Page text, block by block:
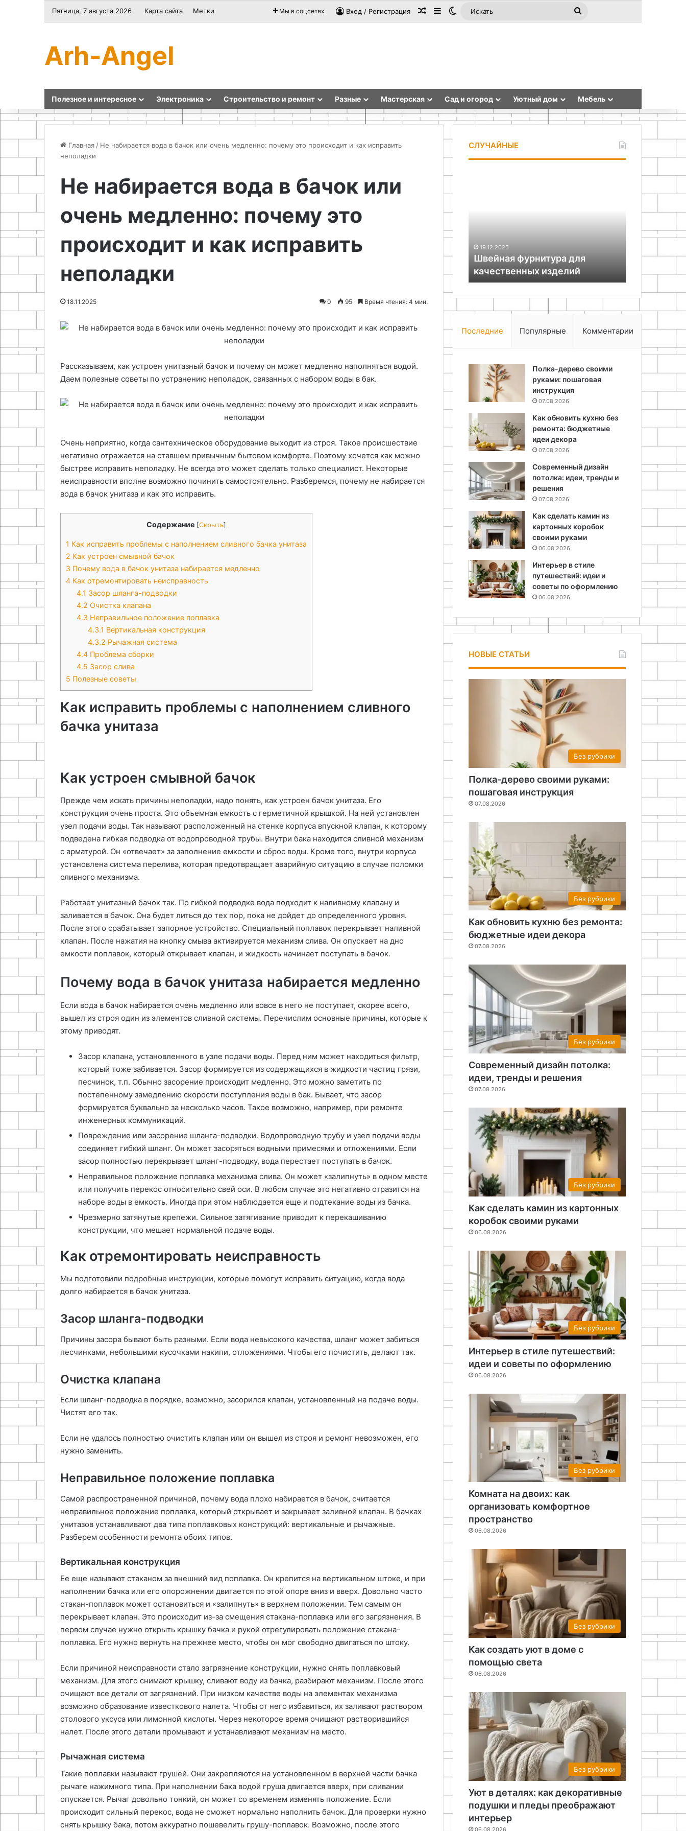
Пятница, 7 августа 2026 Карта сайта Метки Мы в соцсетях Вход / Регистрация Случайная статья
SidebarSwitch skin Искать
Arh-Angel
Полезное и интересное Электроника Строительство и ремонт Разные Мастерская Сад и огород Уютный дом Мебель
Главная / Не набирается вода в бачок или очень медленно: почему это происходит и как исправить
неполадки
Не набирается вода в бачок или
очень медленно: почему это
происходит и как исправить
неполадки
18.11.2025 0 95 Время чтения: 4 мин.
Рассказываем, как устроен унитазный бачок и почему он может медленно наполняться водой.
Даем полезные советы по устранению неполадок, связанных с набором воды в бак.
Очень неприятно, когда сантехническое оборудование выходит из строя. Такое происшествие
негативно отражается на ставшем привычным бытовом комфорте. Поэтому хочется как можно
быстрее исправить неполадку. Не всегда это может сделать только специалист. Некоторые
неисправности вполне возможно починить самостоятельно. Разберемся, почему не набирается
вода в бачок унитаза и как это исправить.
Содержание [Скрыть]
1 Как исправить проблемы с наполнением сливного бачка унитаза
2 Как устроен смывной бачок
3 Почему вода в бачок унитаза набирается медленно
4 Как отремонтировать неисправность
4.1 Засор шланга-подводки
4.2 Очистка клапана
4.3 Неправильное положение поплавка
4.3.1 Вертикальная конструкция
4.3.2 Рычажная система
4.4 Проблема сборки
4.5 Засор слива
5 Полезные советы
Как исправить проблемы с наполнением сливного
бачка унитаза
Как устроен смывной бачок
Прежде чем искать причины неполадки, надо понять, как устроен бачок унитаза. Его
конструкция очень проста. Это объемная емкость с герметичной крышкой. На ней установлен
узел подачи воды. Так называют расположенный на стенке корпуса впускной клапан, к которому
подведена гибкая подводка от водопроводной трубы. Внутри бака находится сливной механизм
с арматурой. Он «отвечает» за заполнение емкости и сброс воды. Кроме того, внутри корпуса
установлена система перелива, которая предотвращает аварийную ситуацию в случае поломки
сливного механизма.
Работает унитазный бачок так. По гибкой подводке вода подходит к наливному клапану и
заливается в бачок. Она будет литься до тех пор, пока не дойдет до определенного уровня.
После этого срабатывает запорное устройство. Специальный поплавок перекрывает наливной
клапан. После нажатия на кнопку смыва активируется механизм слива. Он опускает на дно
емкости поплавок, который открывает клапан, и жидкость начинает поступать в бачок.
Почему вода в бачок унитаза набирается медленно
Если вода в бачок набирается очень медленно или вовсе в него не поступает, скорее всего,
вышел из строя один из элементов сливной системы. Перечислим основные причины, которые к
этому приводят.
Засор клапана, установленного в узле подачи воды. Перед ним может находиться фильтр,
который тоже забивается. Засор формируется из содержащихся в жидкости частиц грязи,
песчинок, т.п. Обычно засорение происходит медленно. Это можно заметить по
постепенному замедлению скорости поступления воды в бак. Бывает, что засор
формируется буквально за несколько часов. Такое возможно, например, при ремонте
инженерных коммуникаций.
Повреждение или засорение шланга-подводки. Водопроводную трубу и узел подачи воды
соединяет гибкий шланг. Он может засоряться водными примесями и отложениями. Если
засор полностью перекрывает шланг-подводку, вода перестает поступать в бачок.
Неправильное положение поплавка механизма слива. Он может «залипнуть» в одном месте
или получить перекос относительно свей оси. В любом случае это негативно отразится на
наборе воды в емкость. Иногда при этом наблюдается еще и подтекание воды из бачка.
Чрезмерно затянутые крепежи. Сильное затягивание приводит к перекашиванию
конструкции, что мешает нормальной подаче воды.
Как отремонтировать неисправность
Мы подготовили подробные инструкции, которые помогут исправить ситуацию, когда вода
долго набирается в бачок унитаза.
Засор шланга-подводки
Причины засора бывают быть разными. Если вода невысокого качества, шланг может забиться
песчинками, небольшими кусочками накипи, отложениями. Чтобы его почистить, делают так.
Очистка клапана
Если шланг-подводка в порядке, возможно, засорился клапан, установленный на подаче воды.
Чистят его так.
Если не удалось полностью очистить клапан или он вышел из строя и ремонт невозможен, его
нужно заменить.
Неправильное положение поплавка
Самой распространенной причиной, почему вода плохо набирается в бачок, считается
неправильное положение поплавка, который открывает и закрывает заливной клапан. В бачках
унитазов устанавливают два типа поплавковых конструкций: вертикальные и рычажные.
Разберем особенности ремонта обоих типов.
Вертикальная конструкция
Ее еще называют стаканом за внешний вид поплавка. Он крепится на вертикальном штоке, и при
наполнении бачка или его опорожнении двигается по этой опоре вниз и вверх. Довольно часто
стакан-поплавок может остановиться и «залипнуть» в верхнем положении. Тем самым он
перекрывает клапан. Это происходит из-за смещения стакана-поплавка или его загрязнения. В
первом случае нужно открыть крышку бачка и рукой отрегулировать положение стакана-
поплавка. Его нужно вернуть на прежнее место, чтобы он мог свободно двигаться по штоку.
Если причиной неисправности стало загрязнение конструкции, нужно снять поплавковый
механизм. Для этого снимают крышку, сливают воду из бачка, разбирают механизм. После этого
очищают все детали от загрязнений. При низком качестве воды на элементах механизма
возможно образование известкового налета. Чтобы от него избавиться, их заливают раствором
столового уксуса или лимонной кислоты. Через некоторое время очищают растворившийся
налет. После этого детали промывают и устанавливают механизм на место.
Рычажная система
Такие поплавки называют грушей. Они закрепляются на установленном в верхней части бачка
рычаге нажимного типа. При наполнении бака водой груша двигается вверх, при сливании
опускается. Рычаг довольно тонкий, он может со временем изменять положение. Если
происходит сильный перекос, вода не сможет нормально наполнить бачок. Для проверки нужно
снять крышку бака, потом аккуратно пошевелить грушу-поплавок. Возможно, после этого
СЛУЧАЙНЫЕ
Выбор текстиля и подложки
для гладильной доски
и
техника
при
ремонте
блока
питанияПодготовка и техника
безопасности при ремонте
блока питания компьютера
фурнитура
для
изделий
19.12.2025
Преимущества стационарной
установки электролобзика в
домашней мастерской
Сборка
опрыскивателя
Сборка
Последние Популярные Комментарии
Полка-дерево своими
руками: пошаговая
инструкция
07.08.2026
Как обновить кухню без
ремонта: бюджетные
идеи декора
07.08.2026
Современный дизайн
потолка: идеи, тренды и
решения
07.08.2026
Как сделать камин из
картонных коробок
своими руками
06.08.2026
Интерьер в стиле
путешествий: идеи и
советы по оформлению
06.08.2026
НОВЫЕ СТАТЬИ
Без рубрики
Полка-дерево своими руками:
пошаговая инструкция
07.08.2026
Без рубрики
Как обновить кухню без ремонта:
бюджетные идеи декора
07.08.2026
Без рубрики
Современный дизайн потолка:
идеи, тренды и решения
07.08.2026
Без рубрики
Как сделать камин из картонных
коробок своими руками
06.08.2026
Без рубрики
Интерьер в стиле путешествий:
идеи и советы по оформлению
06.08.2026
Без рубрики
Комната на двоих: как
организовать комфортное
пространство
06.08.2026
Без рубрики
Как создать уют в доме с
помощью света
06.08.2026
Без рубрики
Уют в деталях: как декоративные
подушки и пледы преображают
интерьер
06.08.2026